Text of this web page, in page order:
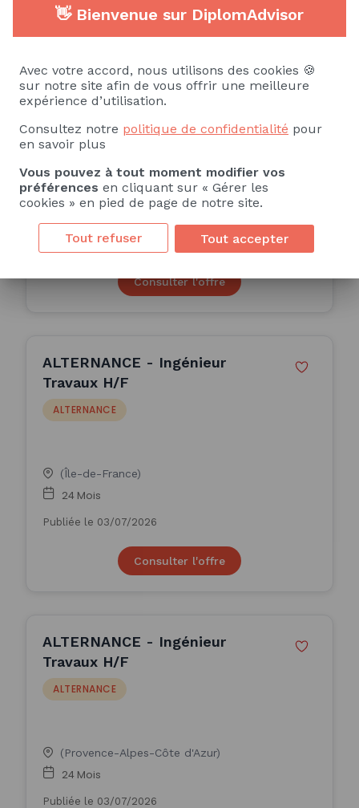
ALTERNANCE - Assistant(e)
Conducteur de Travaux H/F
ALTERNANCE
Charente-Maritime (17)
Publiée le 06/07/2026
Consulter l'offre
ALTERNANCE - Ingénieur
Travaux H/F
ALTERNANCE
(Île-de-France)
24 Mois
Publiée le 03/07/2026
Consulter l'offre
ALTERNANCE - Ingénieur
Travaux H/F
ALTERNANCE
(Provence-Alpes-Côte d'Azur)
24 Mois
Publiée le 03/07/2026
👋 Bienvenue sur DiplomAdvisor
Avec votre accord, nous utilisons des cookies 🍪
sur notre site afin de vous offrir une meilleure
expérience d’utilisation.
Consultez notre politique de confidentialité pour
en savoir plus
Vous pouvez à tout moment modifier vos
préférences en cliquant sur « Gérer les
cookies » en pied de page de notre site.
Tout refuser Tout accepter